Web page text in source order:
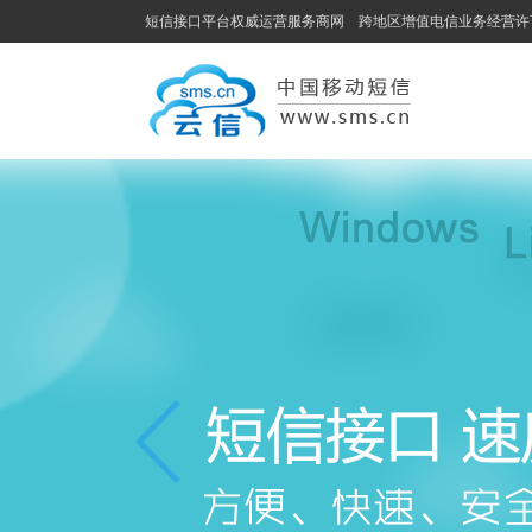
短信接口平台权威运营服务商网 跨地区增值电信业务经营